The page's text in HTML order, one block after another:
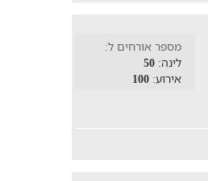
מספר אורחים ל:
לינה:50
אירוע:100